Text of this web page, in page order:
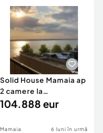
Solid House Mamaia ap
2 camere la
cheie,langa Mega
104.888 eur
Mamaia 6 luni în urmă